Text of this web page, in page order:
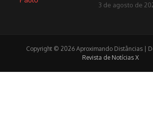
3 de agosto de
Copyright © 2026 Aproximando Distâncias |
Revista de Notícias X